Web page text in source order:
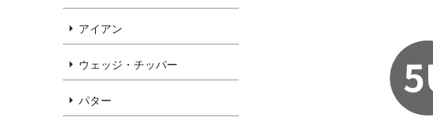
アイアン
ウェッジ・チッパー
パター